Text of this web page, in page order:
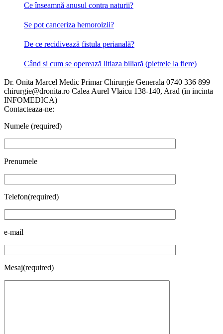
Ce înseamnă anusul contra naturii?
Se pot canceriza hemoroizii?
De ce recidivează fistula perianală?
Când si cum se operează litiaza biliară (pietrele la fiere)
Dr. Onita Marcel Medic Primar Chirurgie Generala 0740 336 899
chirurgie@dronita.ro Calea Aurel Vlaicu 138-140, Arad (în incinta
INFOMEDICA)
Contacteaza-ne:
Numele (required)
Prenumele
Telefon(required)
e-mail
Mesaj(required)